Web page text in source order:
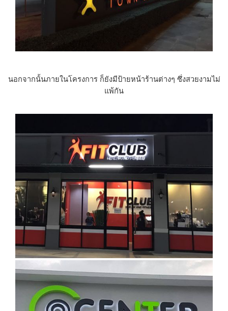
นอกจากนั้นภายในโครงการ ก็ยังมีป้ายหน้าร้านต่างๆ ซึ่งสวยงามไม่
แพ้กัน